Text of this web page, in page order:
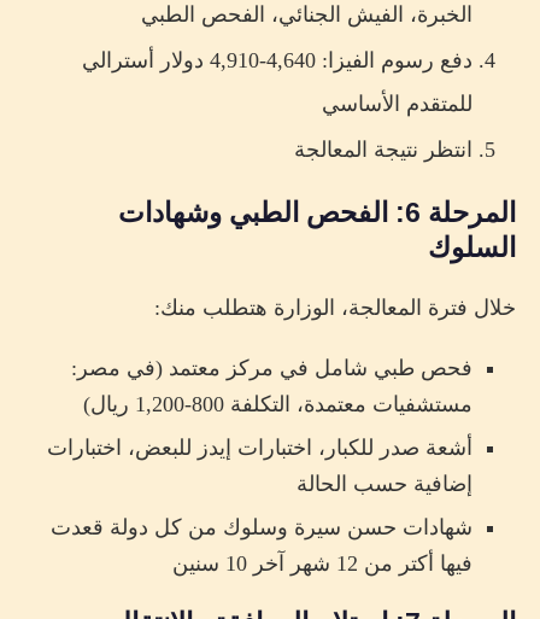
الخبرة، الفيش الجنائي، الفحص الطبي
دفع رسوم الفيزا: 4,640-4,910 دولار أسترالي
للمتقدم الأساسي
انتظر نتيجة المعالجة
المرحلة 6: الفحص الطبي وشهادات
السلوك
خلال فترة المعالجة، الوزارة هتطلب منك:
فحص طبي شامل في مركز معتمد (في مصر:
مستشفيات معتمدة، التكلفة 800-1,200 ريال)
أشعة صدر للكبار، اختبارات إيدز للبعض، اختبارات
إضافية حسب الحالة
شهادات حسن سيرة وسلوك من كل دولة قعدت
فيها أكتر من 12 شهر آخر 10 سنين